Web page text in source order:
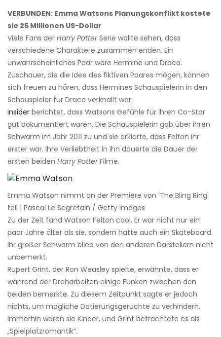
VERBUNDEN: Emma Watsons Planungskonflikt kostete
sie 26 Millionen US-Dollar
Viele Fans der Harry PotterSerie wollte sehen, dass
verschiedene Charaktere zusammen enden. Ein
unwahrscheinliches Paar wäre Hermine und Draco.
Zuschauer, die die Idee des fiktiven Paares mögen, können
sich freuen zu hören, dass Hermines Schauspielerin in den
Schauspieler für Draco verknallt war.
Insider berichtet, dass Watsons Gefühle für ihren Co-Star
gut dokumentiert waren. Die Schauspielerin gab über ihren
Schwarm im Jahr 2011 zu und sie erklärte, dass Felton ihr
erster war. Ihre Verliebtheit in ihn dauerte die Dauer der
ersten beiden Harry PotterFilme.
Emma Watson nimmt an der Premiere von 'The Bling Ring'
teil | Pascal Le Segretain / Getty Images
Zu der Zeit fand Watson Felton cool. Er war nicht nur ein
paar Jahre älter als sie, sondern hatte auch ein Skateboard.
Ihr großer Schwarm blieb von den anderen Darstellern nicht
unbemerkt.
Rupert Grint, der Ron Weasley spielte, erwähnte, dass er
während der Dreharbeiten einige Funken zwischen den
beiden bemerkte. Zu diesem Zeitpunkt sagte er jedoch
nichts, um mögliche Datierungsgerüchte zu verhindern.
Immerhin waren sie Kinder, und Grint betrachtete es als
„Spielplatzromantik“.